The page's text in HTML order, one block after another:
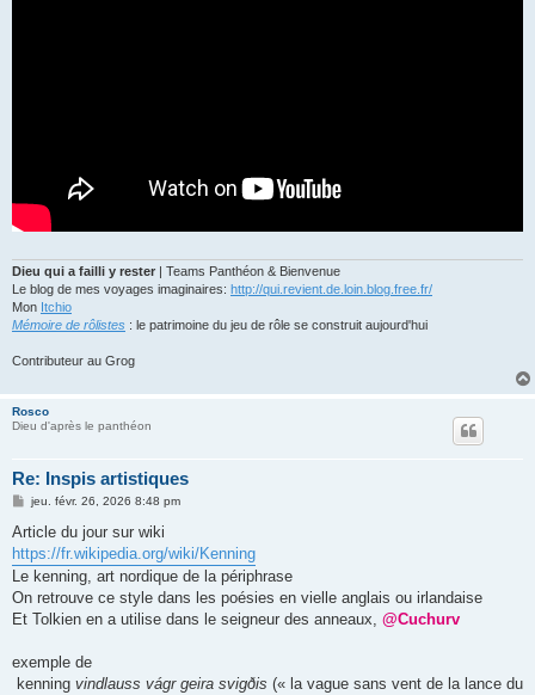
Dieu qui a failli y rester | Teams Panthéon & Bienvenue
Le blog de mes voyages imaginaires: http://qui.revient.de.loin.blog.free.fr/
Mon Itchio
Mémoire de rôlistes : le patrimoine du jeu de rôle se construit aujourd'hui
Contributeur au Grog
Rosco
Dieu d'après le panthéon
Re: Inspis artistiques
M
s
a
g
jeu. févr. 26, 2026 8:48 pm
Article du jour sur wiki
https://fr.wikipedia.org/wiki/Kenning
Le kenning, art nordique de la périphrase
On retrouve ce style dans les poésies en vielle anglais ou irlandaise
Et Tolkien en a utilise dans le seigneur des anneaux, @Cuchurv
exemple de
kenning vindlauss vágr geira svigðis (« la vague sans vent de la lance du